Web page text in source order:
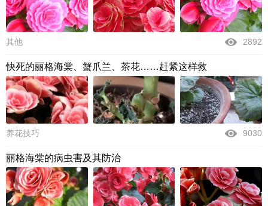
其他 2892
快死的丽格海棠、蟹爪兰、茶花……赶紧这样救
养花技巧 9030
丽格海棠的病虫害及其防治